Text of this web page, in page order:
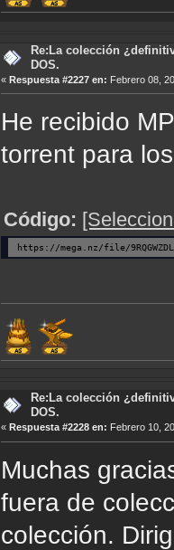
Re:La colección
DOS.
«Respuesta #2227 en: Febrero 08,
He recibido
torrent para
Código:
https://mega.nz/file/
Re:La colección
DOS.
«Respuesta #2228 en: Febrero 10,
Muchas
fuera de
colección.